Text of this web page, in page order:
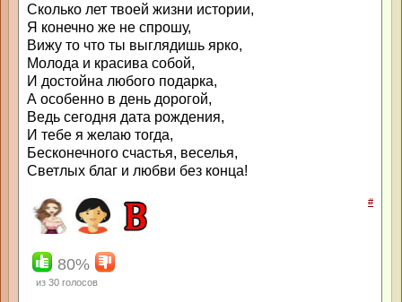
Сколько лет твоей жизни истории,
Я конечно же не спрошу,
Вижу то что ты выглядишь ярко,
Молода и красива собой,
И достойна любого подарка,
А особенно в день дорогой,
Ведь сегодня дата рождения,
И тебе я желаю тогда,
Бесконечного счастья, веселья,
Светлых благ и любви без конца!
#
80%
из 30 голосов